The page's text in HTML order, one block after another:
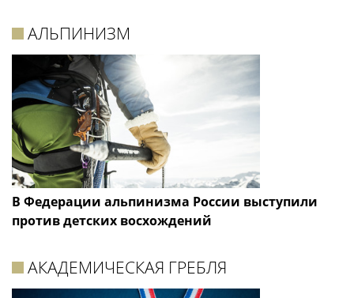
АЛЬПИНИЗМ
В Федерации альпинизма России выступили
против детских восхождений
АКАДЕМИЧЕСКАЯ ГРЕБЛЯ